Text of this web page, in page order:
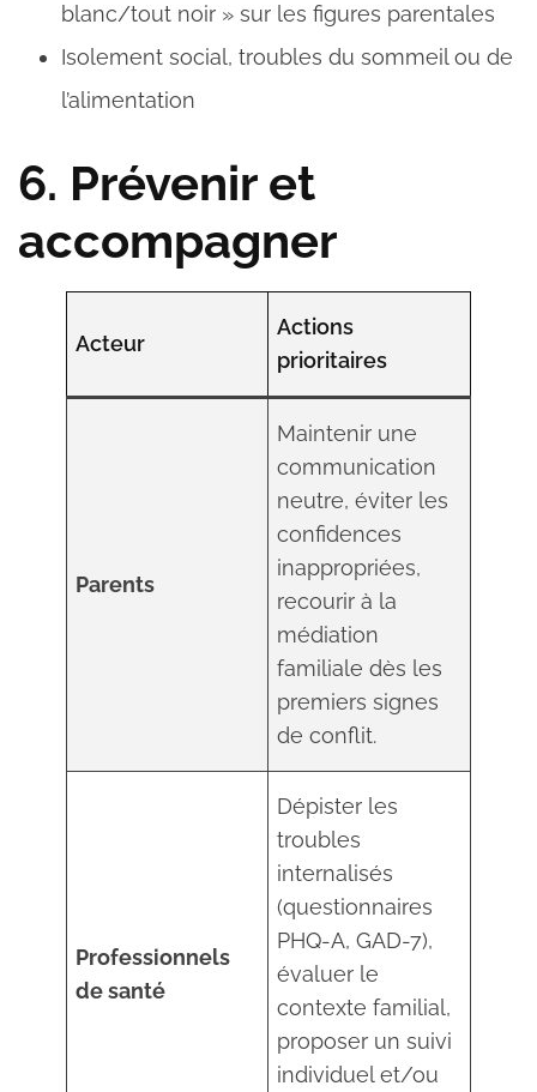
blanc/tout noir » sur les figures parentales
Isolement social, troubles du sommeil ou de
l’alimentation
6. Prévenir et
accompagner
Acteur
Actions
prioritaires
Parents
Maintenir une
communication
neutre, éviter les
confidences
inappropriées,
recourir à la
médiation
familiale dès les
premiers signes
de conflit.
Professionnels
de santé
Dépister les
troubles
internalisés
(questionnaires
PHQ-A, GAD-7),
évaluer le
contexte familial,
proposer un suivi
individuel et/ou